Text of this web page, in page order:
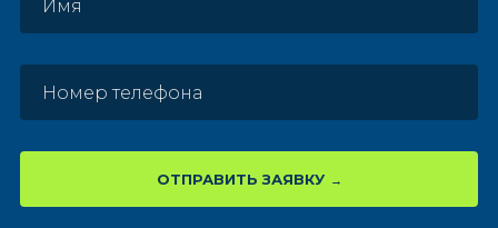
ОТПРАВИТЬ ЗАЯВКУ